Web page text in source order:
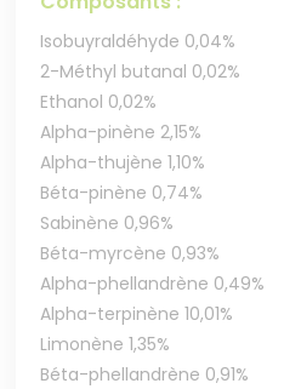
Isobuyraldéhyde 0,04%
2-Méthyl butanal 0,02%
Ethanol 0,02%
Alpha-pinène 2,15%
Alpha-thujène 1,10%
Béta-pinène 0,74%
Sabinène 0,96%
Béta-myrcène 0,93%
Alpha-phellandrène 0,49%
Alpha-terpinène 10,01%
Limonène 1,35%
Béta-phellandrène 0,91%